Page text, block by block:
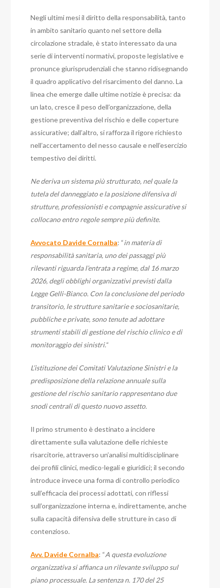
Negli ultimi mesi il diritto della responsabilità, tanto
in ambito sanitario quanto nel settore della
circolazione stradale, è stato interessato da una
serie di interventi normativi, proposte legislative e
pronunce giurisprudenziali che stanno ridisegnando
il quadro applicativo del risarcimento del danno. La
linea che emerge dalle ultime notizie è precisa: da
un lato, cresce il peso dell’organizzazione, della
gestione preventiva del rischio e delle coperture
assicurative; dall’altro, si rafforza il rigore richiesto
nell’accertamento del nesso causale e nell’esercizio
tempestivo dei diritti.
Ne deriva un sistema più strutturato, nel quale la
tutela del danneggiato e la posizione difensiva di
strutture, professionisti e compagnie assicurative si
collocano entro regole sempre più definite.
Avvocato Davide Cornalba: “in materia di
responsabilità sanitaria, uno dei passaggi più
rilevanti riguarda l’entrata a regime, dal 16 marzo
2026, degli obblighi organizzativi previsti dalla
Legge Gelli-Bianco. Con la conclusione del periodo
transitorio, le strutture sanitarie e sociosanitarie,
pubbliche e private, sono tenute ad adottare
strumenti stabili di gestione del rischio clinico e di
monitoraggio dei sinistri.“
L’istituzione dei Comitati Valutazione Sinistri e la
predisposizione della relazione annuale sulla
gestione del rischio sanitario rappresentano due
snodi centrali di questo nuovo assetto.
Il primo strumento è destinato a incidere
direttamente sulla valutazione delle richieste
risarcitorie, attraverso un’analisi multidisciplinare
dei profili clinici, medico-legali e giuridici; il secondo
introduce invece una forma di controllo periodico
sull’efficacia dei processi adottati, con riflessi
sull’organizzazione interna e, indirettamente, anche
sulla capacità difensiva delle strutture in caso di
contenzioso.
Avv. Davide Cornalba: “A questa evoluzione
organizzativa si affianca un rilevante sviluppo sul
piano processuale. La sentenza n. 170 del 25